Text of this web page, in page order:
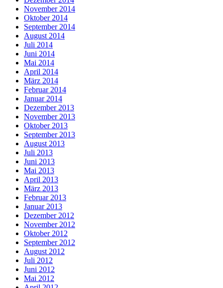
November 2014
Oktober 2014
September 2014
August 2014
Juli 2014
Juni 2014
Mai 2014
April 2014
März 2014
Februar 2014
Januar 2014
Dezember 2013
November 2013
Oktober 2013
September 2013
August 2013
Juli 2013
Juni 2013
Mai 2013
April 2013
März 2013
Februar 2013
Januar 2013
Dezember 2012
November 2012
Oktober 2012
September 2012
August 2012
Juli 2012
Juni 2012
Mai 2012